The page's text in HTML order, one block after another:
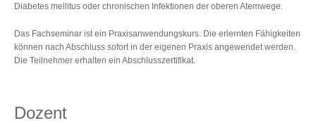
Diabetes mellitus oder chronischen Infektionen der oberen Atemwege.
Das Fachseminar ist ein Praxisanwendungskurs. Die erlernten Fähigkeiten
können nach Abschluss sofort in der eigenen Praxis angewendet werden.
Die Teilnehmer erhalten ein Abschlusszertifikat.
Dozent